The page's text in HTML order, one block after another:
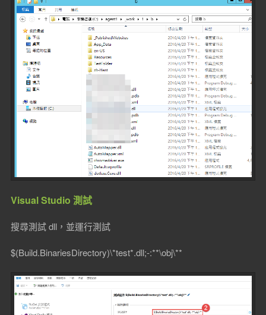
Visual Studio 測試
搜尋測試 dll，並運行測試
$(Build.BinariesDirectory)\*test*.dll;-:**\obj\**